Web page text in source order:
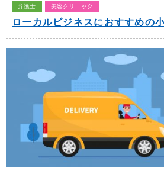
弁護士 美容クリニック
ローカルビジネスにおすすめの